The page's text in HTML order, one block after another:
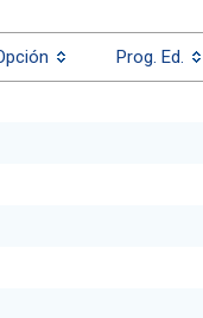
Prog. Ed.